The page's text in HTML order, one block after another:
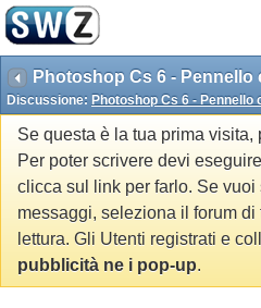
Photoshop Cs 6 -
Discussione: Photoshop Cs 6 -
Se questa è la tua prima visita,
Per poter scrivere devi
clicca sul link per farlo. Se
messaggi, seleziona il forum
lettura. Gli Utenti registrati e
pubblicità ne i pop-up.